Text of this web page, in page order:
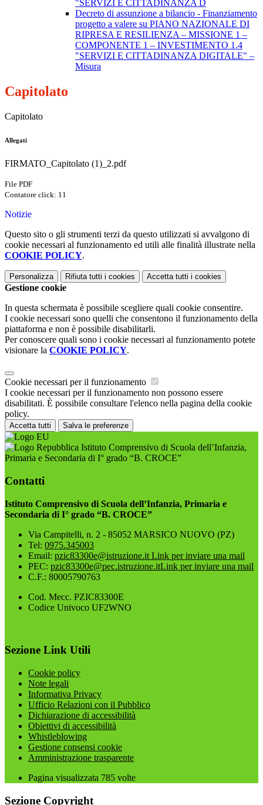
"SERVIZI E CITTADINANZA D
Decreto di assunzione a bilancio - Finanziamento
progetto a valere su PIANO NAZIONALE DI
RIPRESA E RESILIENZA – MISSIONE 1 –
COMPONENTE 1 – INVESTIMENTO 1.4
"SERVIZI E CITTADINANZA DIGITALE" –
Misura
Capitolato
Capitolato
Allegati
FIRMATO_Capitolato (1)_2.pdf
File PDF
Contatore click: 11
Notizie
Questo sito o gli strumenti terzi da questo utilizzati si avvalgono di
cookie necessari al funzionamento ed utili alle finalità illustrate nella
COOKIE POLICY.
Personalizza Rifiuta tutti i cookies Accetta tutti i cookies
Gestione cookie
In questa schermata è possibile scegliere quali cookie consentire.
I cookie necessari sono quelli che consentono il funzionamento della
piattaforma e non è possibile disabilitarli.
Per conoscere quali sono i cookie necessari al funzionamento potete
visionare la COOKIE POLICY.
Cookie necessari per il funzionamento
I cookie necessari per il funzionamento non possono essere
disabilitati. È possibile consultare l'elenco nella pagina della cookie
policy.
Accetta tutti Salva le preferenze
Istituto Comprensivo di Scuola dell’Infanzia,
Primaria e Secondaria di I° grado “B. CROCE”
Contatti
Istituto Comprensivo di Scuola dell’Infanzia, Primaria e
Secondaria di I° grado “B. CROCE”
Via Campitelli, n. 2 - 85052 MARSICO NUOVO (PZ)
Tel: 0975.345003
Email: pzic83300e@istruzione.it Link per inviare una mail
PEC: pzic83300e@pec.istruzione.itLink per inviare una mail
C.F.: 80005790763
Cod. Mecc. PZIC83300E
Codice Univoco UF2WNO
Sezione Link Utili
Cookie policy
Note legali
Informativa Privacy
Ufficio Relazioni con il Pubblico
Dichiarazione di accessibilità
Obiettivi di accessibilità
Whistleblowing
Gestione consensi cookie
Amministrazione trasparente
Pagina visualizzata 785 volte
Sezione Copyright